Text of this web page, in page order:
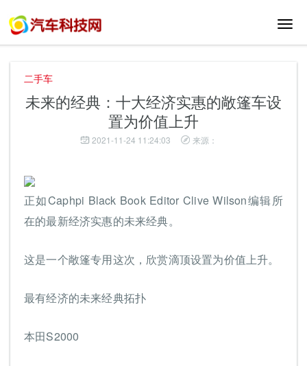
切
二手车
未来的经典：十大经济实惠的敞篷车设
置为价值上升
2021-11-24 11:24:03 来源：
正如Caphpi Black Book Editor Clive Wilson编辑所
在的最新经济实惠的未来经典。
这是一个敞篷专用这次，欣赏滴顶设置为价值上升。
最有经济的未来经典拓扑
本田S2000